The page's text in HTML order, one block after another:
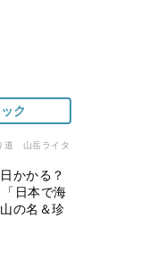
ク
道 山岳ライタ
かかる？
日本で海
の名＆珍